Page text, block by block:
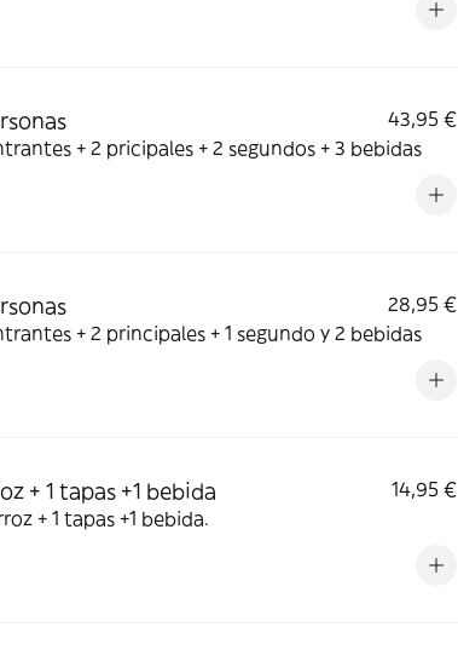
43,95 €
+ 2 pricipales + 2 segundos + 3 bebidas
28,95 €
+ 2 principales + 1 segundo y 2 bebidas
+ 1 tapas +1 bebida
14,95 €
+ 1 tapas +1 bebida.